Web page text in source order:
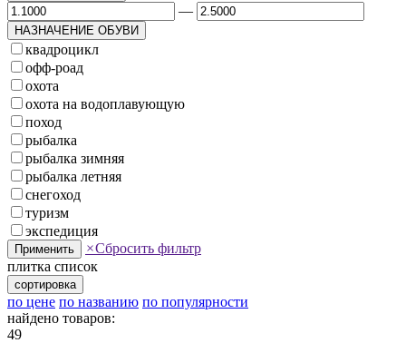
—
НАЗНАЧЕНИЕ ОБУВИ
квадроцикл
офф-роад
охота
охота на водоплавующую
поход
рыбалка
рыбалка зимняя
рыбалка летняя
снегоход
туризм
экспедиция
Применить ×Сбросить фильтр
плитка список
сортировка
по цене по названию по популярности
найдено товаров:
49